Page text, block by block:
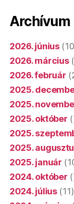
Archívum
2026. június
2026. március
2026. február
2025.
2025.
2025. október
2025.
2025.
2025. január
2024. október
2024. július(11)